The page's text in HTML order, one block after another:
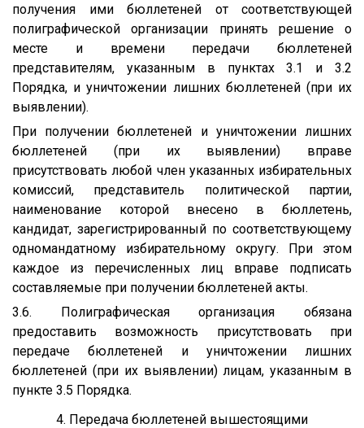
получения ими бюллетеней от соответствующей
полиграфической организации принять решение о
месте и времени передачи бюллетеней
представителям, указанным в пунктах 3.1 и 3.2
Порядка, и уничтожении лишних бюллетеней (при их
выявлении).
При получении бюллетеней и уничтожении лишних
бюллетеней (при их выявлении) вправе
присутствовать любой член указанных избирательных
комиссий, представитель политической партии,
наименование которой внесено в бюллетень,
кандидат, зарегистрированный по соответствующему
одномандатному избирательному округу. При этом
каждое из перечисленных лиц вправе подписать
составляемые при получении бюллетеней акты.
3.6. Полиграфическая организация обязана
предоставить возможность присутствовать при
передаче бюллетеней и уничтожении лишних
бюллетеней (при их выявлении) лицам, указанным в
пункте 3.5 Порядка.
4. Передача бюллетеней вышестоящими